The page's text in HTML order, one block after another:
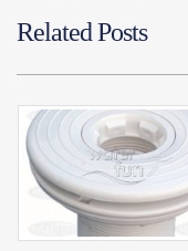
Related Posts